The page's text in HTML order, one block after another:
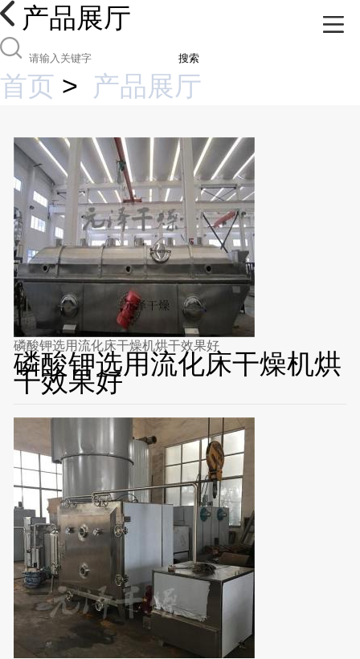
产品展厅
搜索
首页 > 产品展厅
磷酸钾选用流化床干燥机烘干效果好
磷酸钾选用流化床干燥机烘
干效果好